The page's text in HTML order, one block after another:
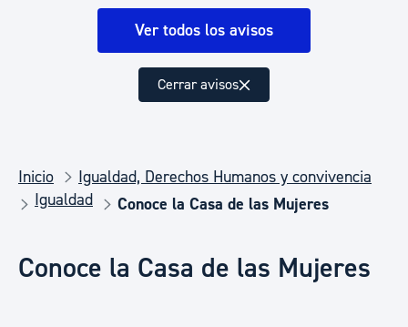
Ver todos los avisos
Cerrar avisos
Inicio
Igualdad, Derechos Humanos y convivencia
Igualdad
Conoce la Casa de las Mujeres
Conoce la Casa de las Mujeres